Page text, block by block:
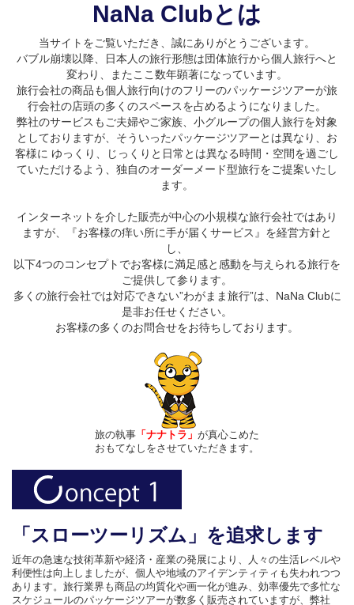
NaNa Clubとは
当サイトをご覧いただき、誠にありがとうございます。
バブル崩壊以降、日本人の旅行形態は団体旅行から個人旅行へと
変わり、またここ数年顕著になっています。
旅行会社の商品も個人旅行向けのフリーのパッケージツアーが旅
行会社の店頭の多くのスペースを占めるようになりました。
弊社のサービスもご夫婦やご家族、小グループの個人旅行を対象
としておりますが、そういったパッケージツアーとは異なり、お
客様に ゆっくり、じっくりと日常とは異なる時間・空間を過ごし
ていただけるよう、独自のオーダーメード型旅行をご提案いたし
ます。
インターネットを介した販売が中心の小規模な旅行会社ではあり
ますが、『お客様の痒い所に手が届くサービス』を経営方針と
し、
以下4つのコンセプトでお客様に満足感と感動を与えられる旅行を
ご提供して参ります。
多くの旅行会社では対応できない”わがまま旅行”は、NaNa Clubに
是非お任せください。
お客様の多くのお問合せをお待ちしております。
旅の執事 「ナナトラ」 が真心こめた
おもてなしをさせていただきます。
「スローツーリズム」を追求します
近年の急速な技術革新や経済・産業の発展により、人々の生活レベルや
利便性は向上しましたが、個人や地域のアイデンティティも失われつつ
あります。旅行業界も商品の均質化や画一化が進み、効率優先で多忙な
スケジュールのパッケージツアーが数多く販売されていますが、弊社